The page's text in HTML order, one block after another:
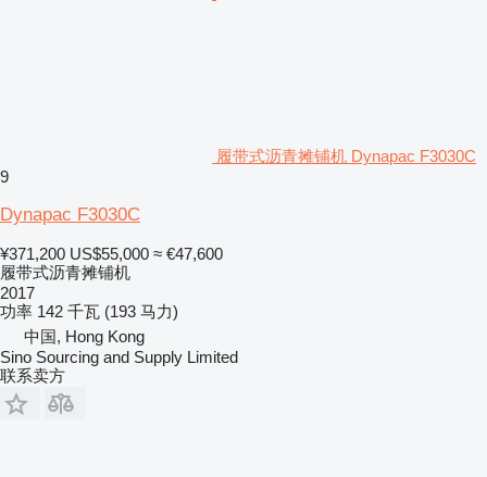
履带式沥青摊铺机 Dynapac F3030C
9
Dynapac F3030C
¥371,200 US$55,000 ≈ €47,600
履带式沥青摊铺机
2017
功率 142 千瓦 (193 马力)
中国, Hong Kong
Sino Sourcing and Supply Limited
联系卖方